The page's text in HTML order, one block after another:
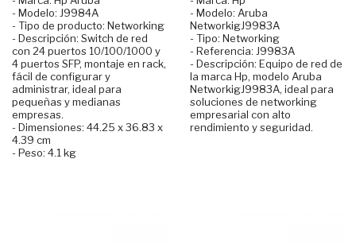
- Modelo: J9984A
- Tipo de producto: Networking
- Descripción: Switch de red
con 24 puertos 10/100/1000 y
4 puertos SFP, montaje en rack,
fácil de configurar y
administrar, ideal para
pequeñas y medianas
empresas.
- Dimensiones: 44.25 x 36.83 x
4.39 cm
- Peso: 4.1 kg
- Modelo: Aruba
NetworkigJ9983A
- Tipo: Networking
- Referencia: J9983A
- Descripción: Equipo de red de
la marca Hp, modelo Aruba
NetworkigJ9983A, ideal para
soluciones de networking
empresarial con alto
rendimiento y seguridad.